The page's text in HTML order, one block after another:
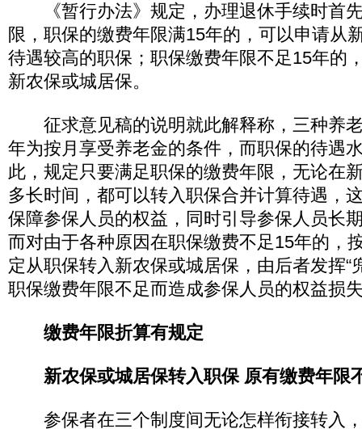
《暂行办法》规定，办理退休手续时首
限，职保的缴费年限满15年的，可以申请从
待遇较高的职保；职保缴费年限不足15年的
新农保或城居保。
征求意见稿的说明就此解释称，三种养
年为按月享受养老金的条件，而职保的待遇
此，规定只要满足职保的缴费年限，无论在
多长时间，都可以转入职保合并计算待遇，
保障参保人员的权益，同时引导参保人员长
而对由于各种原因在职保缴费不足15年的，
定从职保转入新农保或城居保，由后者发挥“
职保缴费年限不足而造成参保人员的权益损
缴费年限折算有规定
新农保或城居保转入职保 原有缴费年限
参保者在三个制度间无论怎样衔接转入